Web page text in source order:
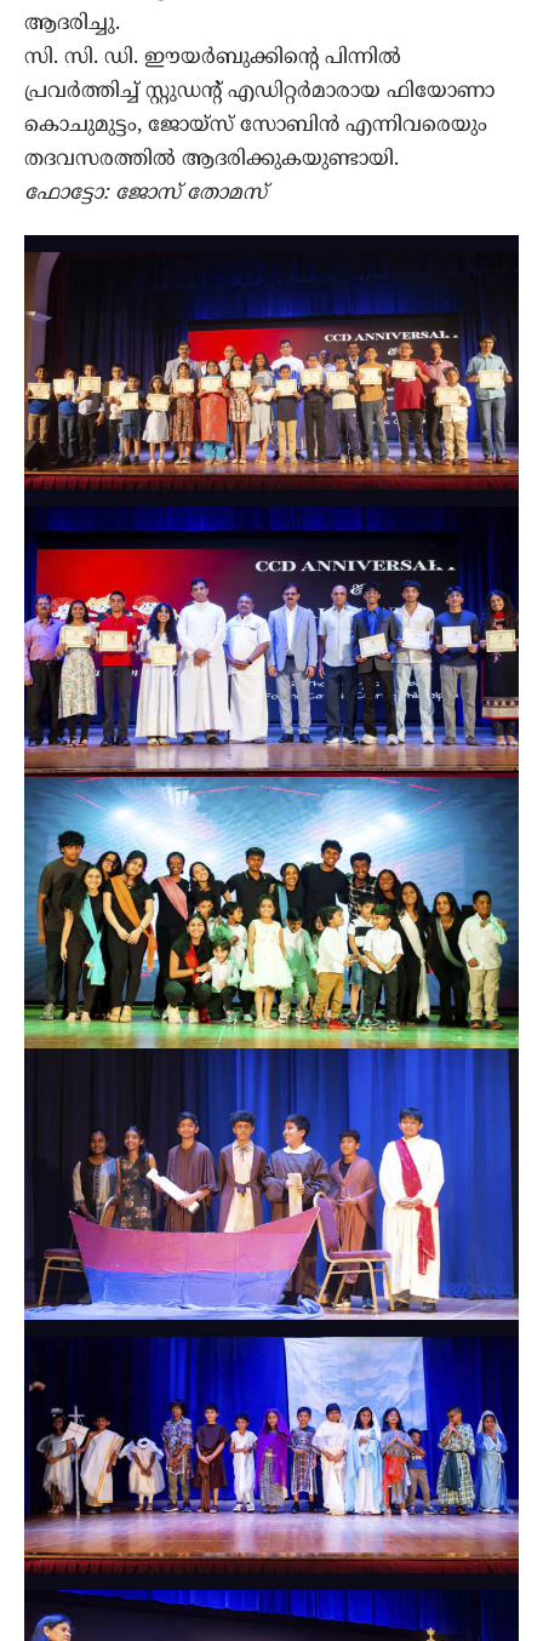
ആദരിച്ചു.
സി. സി. ഡി. ഈയർബുക്കിന്റെ പിന്നിൽ
പ്രവർത്തിച്ച് സ്റ്റുഡന്റ് എഡിറ്റർമാരായ ഫിയോണാ
കൊചുമുട്ടം, ജോയ്‌സ് സോബിൻ എന്നിവരെയും
തദവസരത്തിൽ ആദരിക്കുകയുണ്ടായി.
ഫോട്ടോ: ജോസ് തോമസ്